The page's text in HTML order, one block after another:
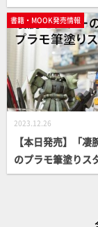
書籍・MOOK発売情報
2023.12.26
【本日発売】「凄
のプラモ筆塗りス
【How To】